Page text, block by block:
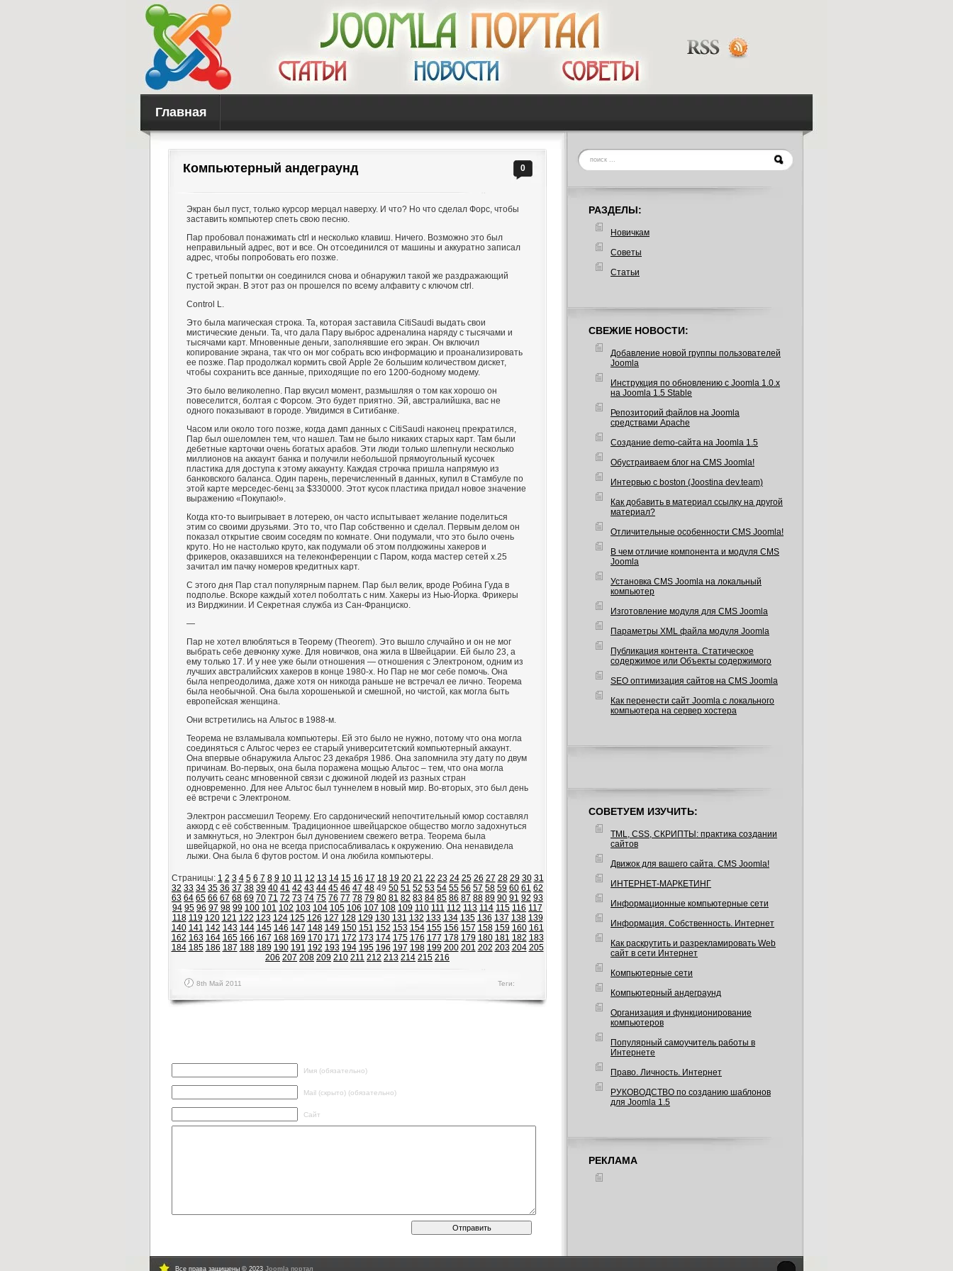
Главная
Компьютерный андеграунд 0
Экран был пуст, только курсор мерцал наверху. И что? Но что сделал Форс, чтобы
заставить компьютер спеть свою песню.
Пар пробовал понажимать ctrl и несколько клавиш. Ничего. Возможно это был
неправильный адрес, вот и все. Он отсоединился от машины и аккуратно записал
адрес, чтобы попробовать его позже.
С третьей попытки он соединился снова и обнаружил такой же раздражающий
пустой экран. В этот раз он прошелся по всему алфавиту с ключом ctrl.
Control L.
Это была магическая строка. Та, которая заставила CitiSaudi выдать свои
мистические деньги. Та, что дала Пару выброс адреналина наряду с тысячами и
тысячами карт. Мгновенные деньги, заполнявшие его экран. Он включил
копирование экрана, так что он мог собрать всю информацию и проанализировать
ее позже. Пар продолжал кормить свой Apple 2e большим количеством дискет,
чтобы сохранить все данные, приходящие по его 1200-бодному модему.
Это было великолепно. Пар вкусил момент, размышляя о том как хорошо он
повеселится, болтая с Форсом. Это будет приятно. Эй, австралийшка, вас не
одного показывают в городе. Увидимся в Ситибанке.
Часом или около того позже, когда дамп данных с СitiSaudi наконец прекратился,
Пар был ошеломлен тем, что нашел. Там не было никаких старых карт. Там были
дебетные карточки очень богатых арабов. Эти люди только шлепнули несколько
миллионов на аккаунт банка и получили небольшой прямоугольный кусочек
пластика для доступа к этому аккаунту. Каждая строчка пришла напрямую из
банковского баланса. Один парень, перечисленный в данных, купил в Стамбуле по
этой карте мерседес-бенц за $330000. Этот кусок пластика придал новое значение
выражению «Покупаю!».
Когда кто-то выигрывает в лотерею, он часто испытывает желание поделиться
этим со своими друзьями. Это то, что Пар собственно и сделал. Первым делом он
показал открытие своим соседям по комнате. Они подумали, что это было очень
круто. Но не настолько круто, как подумали об этом полдюжины хакеров и
фрикеров, оказавшихся на телеконференции с Паром, когда мастер сетей х.25
зачитал им пачку номеров кредитных карт.
C этого дня Пар стал популярным парнем. Пар был велик, вроде Робина Гуда в
подполье. Вскоре каждый хотел поболтать с ним. Хакеры из Нью-Йорка. Фрикеры
из Вирджинии. И Секретная служба из Сан-Франциско.
—
Пар не хотел влюбляться в Теорему (Theorem). Это вышло случайно и он не мог
выбрать себе девчонку хуже. Для новичков, она жила в Швейцарии. Ей было 23, а
ему только 17. И у нее уже были отношения — отношения с Электроном, одним из
лучших австралийских хакеров в конце 1980-х. Но Пар не мог себе помочь. Она
была непреодолима, даже хотя он никогда раньше не встречал ее лично. Теорема
была необычной. Она была хорошенькой и смешной, но чистой, как могла быть
европейская женщина.
Они встретились на Альтос в 1988-м.
Теорема не взламывала компьютеры. Ей это было не нужно, потому что она могла
соединяться с Альтос через ее старый университетский компьютерный аккаунт.
Она впервые обнаружила Альтос 23 декабря 1986. Она запомнила эту дату по двум
причинам. Во-первых, она была поражена мощью Альтос – тем, что она могла
получить сеанс мгновенной связи с дюжиной людей из разных стран
одновременно. Для нее Альтос был туннелем в новый мир. Во-вторых, это был день
её встречи с Электроном.
Электрон рассмешил Теорему. Его сардонический непочтительный юмор составлял
аккорд с её собственным. Традиционное швейцарское общество могло задохнуться
и замкнуться, но Электрон был дуновением свежего ветра. Теорема была
швейцаркой, но она не всегда приспосабливалась к окружению. Она ненавидела
лыжи. Она была 6 футов ростом. И она любила компьютеры.
Страницы: 1 2 3 4 5 6 7 8 9 10 11 12 13 14 15 16 17 18 19 20 21 22 23 24 25 26 27 28 29 30 31
32 33 34 35 36 37 38 39 40 41 42 43 44 45 46 47 48 49 50 51 52 53 54 55 56 57 58 59 60 61 62
63 64 65 66 67 68 69 70 71 72 73 74 75 76 77 78 79 80 81 82 83 84 85 86 87 88 89 90 91 92 93
94 95 96 97 98 99 100 101 102 103 104 105 106 107 108 109 110 111 112 113 114 115 116 117
118 119 120 121 122 123 124 125 126 127 128 129 130 131 132 133 134 135 136 137 138 139
140 141 142 143 144 145 146 147 148 149 150 151 152 153 154 155 156 157 158 159 160 161
162 163 164 165 166 167 168 169 170 171 172 173 174 175 176 177 178 179 180 181 182 183
184 185 186 187 188 189 190 191 192 193 194 195 196 197 198 199 200 201 202 203 204 205
206 207 208 209 210 211 212 213 214 215 216
8th Май 2011 Теги:
Имя (обязательно)
Mail (скрыто) (обязательно)
Сайт
РАЗДЕЛЫ:
Новичкам
Советы
Статьи
СВЕЖИЕ НОВОСТИ:
Добавление новой группы пользователей
Joomla
Инструкция по обновлению с Joomla 1.0.x
на Joomla 1.5 Stable
Репозиторий файлов на Joomla
средствами Apache
Создание demo-сайта на Joomla 1.5
Обустраиваем блог на CMS Joomla!
Интервью с boston (Joostina dev.team)
Как добавить в материал ссылку на другой
материал?
Отличительные особенности CMS Joomla!
В чем отличие компонента и модуля CMS
Joomla
Установка CMS Joomla на локальный
компьютер
Изготовление модуля для CMS Joomla
Параметры XML файла модуля Joomla
Публикация контента. Статическое
содержимое или Объекты содержимого
SEO оптимизация сайтов на CMS Joomla
Как перенести сайт Joomla с локального
компьютера на сервер хостера
СОВЕТУЕМ ИЗУЧИТЬ:
TML, CSS, СКРИПТЫ: практика создании
сайтов
Движок для вашего сайта. CMS Joomla!
ИНТЕРНЕТ-МАРКЕТИНГ
Информационные компьютерные сети
Информация. Собственность. Интернет
Как раскрутить и разрекламировать Web
сайт в сети Интернет
Компьютерные сети
Компьютерный андеграунд
Организация и функционирование
компьютеров
Популярный самоучитель работы в
Интернете
Право. Личность. Интернет
РУКОВОДСТВО по созданию шаблонов
для Joomla 1.5
РЕКЛАМА
Все права защищены © 2023 Joomla портал